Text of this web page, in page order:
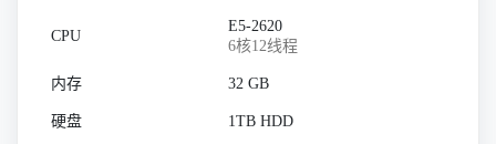
E5-2620
6核12线程
32 GB
1TB HDD